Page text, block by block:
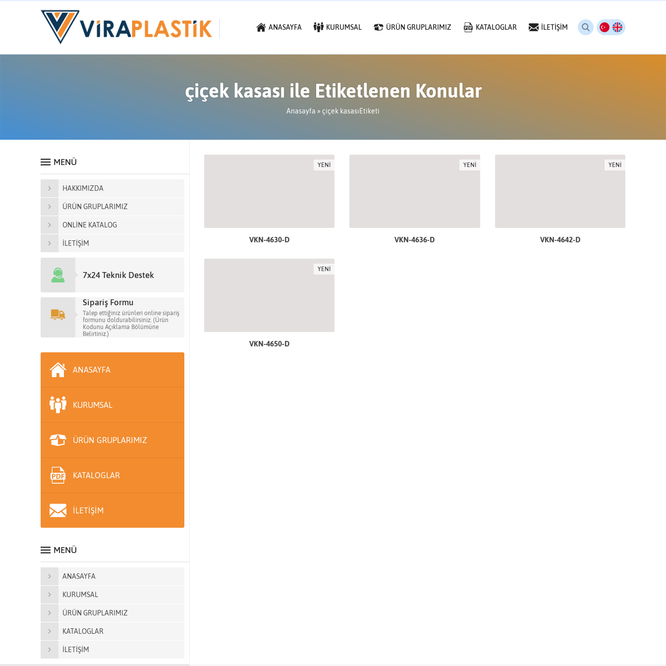
ANASAYFA KURUMSAL ÜRÜN GRUPLARIMIZ KATALOGLAR İLETİŞİM
çiçek kasası ile Etiketlenen Konular
Anasayfa » çiçek kasasıEtiketi
YENİ
VKN-4630-D
YENİ
VKN-4636-D
YENİ
VKN-4642-D
YENİ
VKN-4650-D
MENÜ
HAKKIMIZDA
ÜRÜN GRUPLARIMIZ
ONLİNE KATALOG
İLETİŞİM
7x24 Teknik Destek
Sipariş Formu
Talep ettiğiniz ürünleri online sipariş
formunu doldurabilirsiniz. (Ürün
Kodunu Açıklama Bölümüne
Belirtiniz.)
ANASAYFA
KURUMSAL
ÜRÜN GRUPLARIMIZ
KATALOGLAR
İLETİŞİM
MENÜ
ANASAYFA
KURUMSAL
ÜRÜN GRUPLARIMIZ
KATALOGLAR
İLETİŞİM